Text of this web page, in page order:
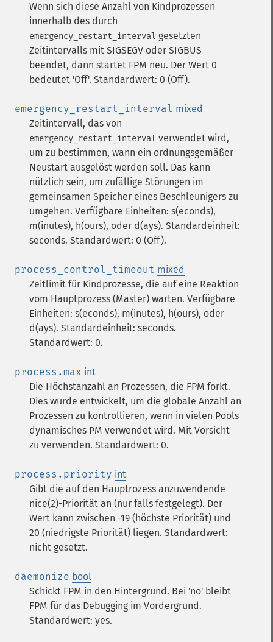
Wenn sich diese Anzahl von Kindprozessen
innerhalb des durch
emergency_restart_interval gesetzten
Zeitintervalls mit SIGSEGV oder SIGBUS
beendet, dann startet FPM neu. Der Wert 0
bedeutet 'Off'. Standardwert: 0 (Off).
emergency_restart_interval mixed
Zeitintervall, das von
emergency_restart_interval verwendet wird,
um zu bestimmen, wann ein ordnungsgemäßer
Neustart ausgelöst werden soll. Das kann
nützlich sein, um zufällige Störungen im
gemeinsamen Speicher eines Beschleunigers zu
umgehen. Verfügbare Einheiten: s(econds),
m(inutes), h(ours), oder d(ays). Standardeinheit:
seconds. Standardwert: 0 (Off).
process_control_timeout mixed
Zeitlimit für Kindprozesse, die auf eine Reaktion
vom Hauptprozess (Master) warten. Verfügbare
Einheiten: s(econds), m(inutes), h(ours), oder
d(ays). Standardeinheit: seconds.
Standardwert: 0.
process.max int
Die Höchstanzahl an Prozessen, die FPM forkt.
Dies wurde entwickelt, um die globale Anzahl an
Prozessen zu kontrollieren, wenn in vielen Pools
dynamisches PM verwendet wird. Mit Vorsicht
zu verwenden. Standardwert: 0.
process.priority int
Gibt die auf den Hauptrozess anzuwendende
nice(2)-Priorität an (nur falls festgelegt). Der
Wert kann zwischen -19 (höchste Priorität) und
20 (niedrigste Priorität) liegen. Standardwert:
nicht gesetzt.
daemonize bool
Schickt FPM in den Hintergrund. Bei 'no' bleibt
FPM für das Debugging im Vordergrund.
Standardwert: yes.